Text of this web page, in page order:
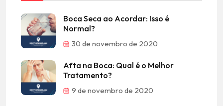
Boca Seca ao Acordar: Isso é
Normal?
30 de novembro de 2020
Afta na Boca: Qual é o Melhor
Tratamento?
9 de novembro de 2020